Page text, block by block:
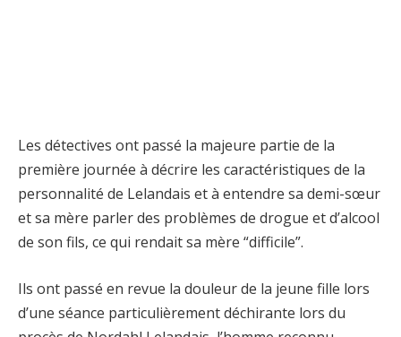
Les détectives ont passé la majeure partie de la
première journée à décrire les caractéristiques de la
personnalité de Lelandais et à entendre sa demi-sœur
et sa mère parler des problèmes de drogue et d’alcool
de son fils, ce qui rendait sa mère “difficile”.
Ils ont passé en revue la douleur de la jeune fille lors
d’une séance particulièrement déchirante lors du